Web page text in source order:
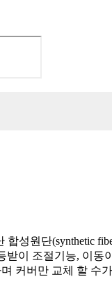
성원단(synthetic
받이 조절기능, 이동
커버만 교체 할 수